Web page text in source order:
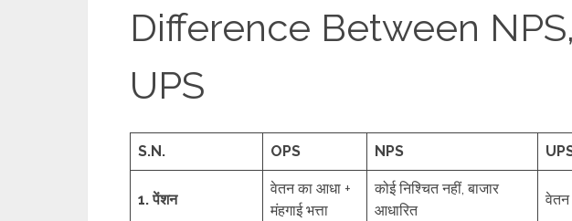
Difference Between
UPS
S.N. OPS NPS
1. पेंशन
वेतन का आधा +
मंहगाई भत्ता
कोई निश्चित नहीं, बाजार
आधारित
वेतन